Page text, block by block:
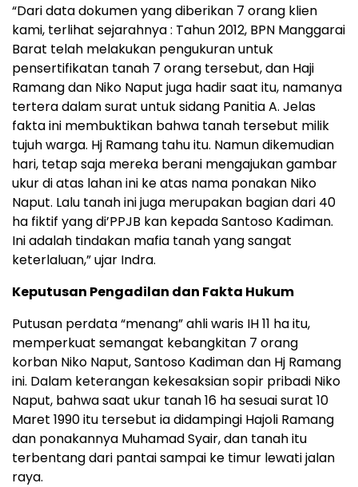
“Dari data dokumen yang diberikan 7 orang klien
kami, terlihat sejarahnya : Tahun 2012, BPN Manggarai
Barat telah melakukan pengukuran untuk
pensertifikatan tanah 7 orang tersebut, dan Haji
Ramang dan Niko Naput juga hadir saat itu, namanya
tertera dalam surat untuk sidang Panitia A. Jelas
fakta ini membuktikan bahwa tanah tersebut milik
tujuh warga. Hj Ramang tahu itu. Namun dikemudian
hari, tetap saja mereka berani mengajukan gambar
ukur di atas lahan ini ke atas nama ponakan Niko
Naput. Lalu tanah ini juga merupakan bagian dari 40
ha fiktif yang di’PPJB kan kepada Santoso Kadiman.
Ini adalah tindakan mafia tanah yang sangat
keterlaluan,” ujar Indra.
Keputusan Pengadilan dan Fakta Hukum
Putusan perdata “menang” ahli waris IH 11 ha itu,
memperkuat semangat kebangkitan 7 orang
korban Niko Naput, Santoso Kadiman dan Hj Ramang
ini. Dalam keterangan kekesaksian sopir pribadi Niko
Naput, bahwa saat ukur tanah 16 ha sesuai surat 10
Maret 1990 itu tersebut ia didampingi Hajoli Ramang
dan ponakannya Muhamad Syair, dan tanah itu
terbentang dari pantai sampai ke timur lewati jalan
raya.